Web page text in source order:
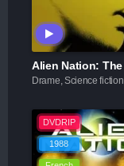
Drame, Science fiction
DVDRIP
1988